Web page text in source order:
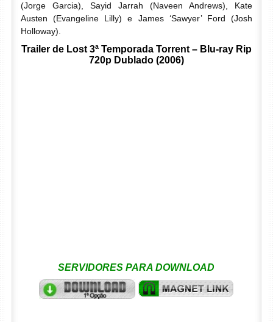
(Jorge Garcia), Sayid Jarrah (Naveen Andrews), Kate
Austen (Evangeline Lilly) e James ‘Sawyer’ Ford (Josh
Holloway).
Trailer de Lost 3ª Temporada Torrent – Blu-ray Rip
720p Dublado (2006)
SERVIDORES PARA DOWNLOAD